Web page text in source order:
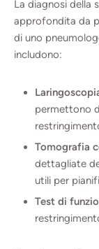
La diagnosi della
approfondita da
di uno
includono:
permettono
Tomografia
dettagliate
utili per
Test di